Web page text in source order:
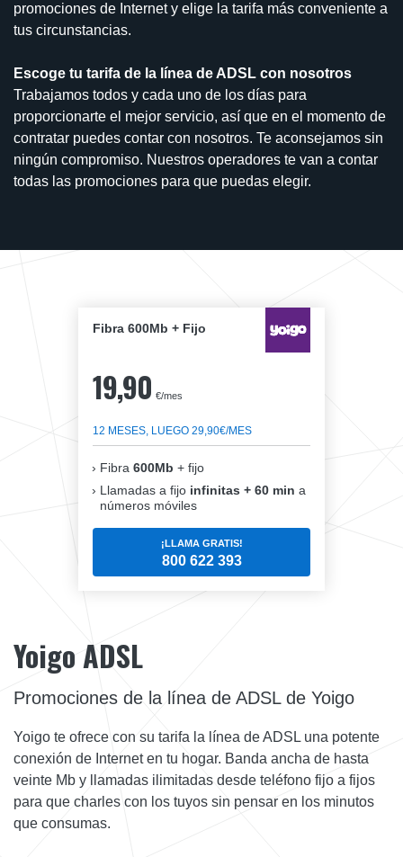
promociones de Internet y elige la tarifa más conveniente a
tus circunstancias.
Escoge tu tarifa de la línea de ADSL con nosotros
Trabajamos todos y cada uno de los días para
proporcionarte el mejor servicio, así que en el momento de
contratar puedes contar con nosotros. Te aconsejamos sin
ningún compromiso. Nuestros operadores te van a contar
todas las promociones para que puedas elegir.
Fibra 600Mb + Fijo
19,90 €/mes
12 MESES, LUEGO 29,90€/MES
Fibra 600Mb + fijo
Llamadas a fijo infinitas + 60 min a
números móviles
¡LLAMA GRATIS!
800 622 393
Yoigo ADSL
Promociones de la línea de ADSL de Yoigo
Yoigo te ofrece con su tarifa la línea de ADSL una potente
conexión de Internet en tu hogar. Banda ancha de hasta
veinte Mb y llamadas ilimitadas desde teléfono fijo a fijos
para que charles con los tuyos sin pensar en los minutos
que consumas.